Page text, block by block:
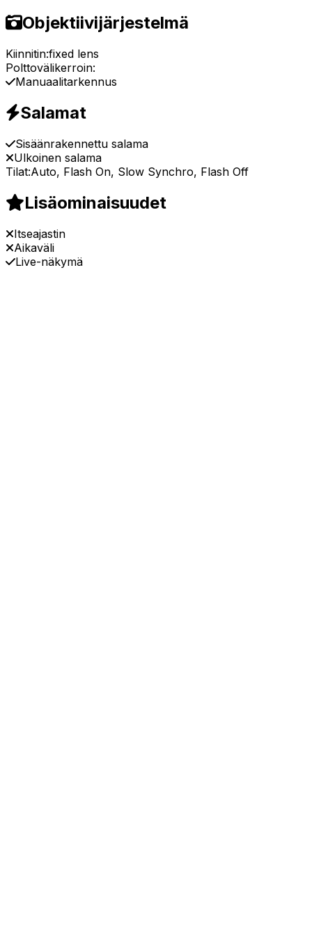
Objektiivijärjestelmä
Kiinnitin:fixed lens
Polttovälikerroin:
Manuaalitarkennus
Salamat
Sisäänrakennettu salama
Ulkoinen salama
Tilat:Auto, Flash On, Slow Synchro, Flash Off
Lisäominaisuudet
Itseajastin
Aikaväli
Live-näkymä